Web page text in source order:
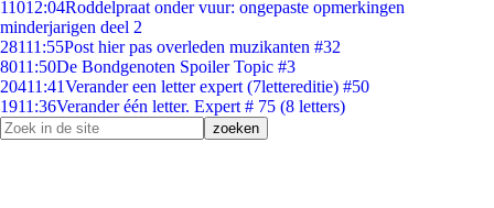
11012:04Roddelpraat onder vuur: ongepaste opmerkingen
minderjarigen deel 2
28111:55Post hier pas overleden muzikanten #32
8011:50De Bondgenoten Spoiler Topic #3
20411:41Verander een letter expert (7lettereditie) #50
1911:36Verander één letter. Expert # 75 (8 letters)